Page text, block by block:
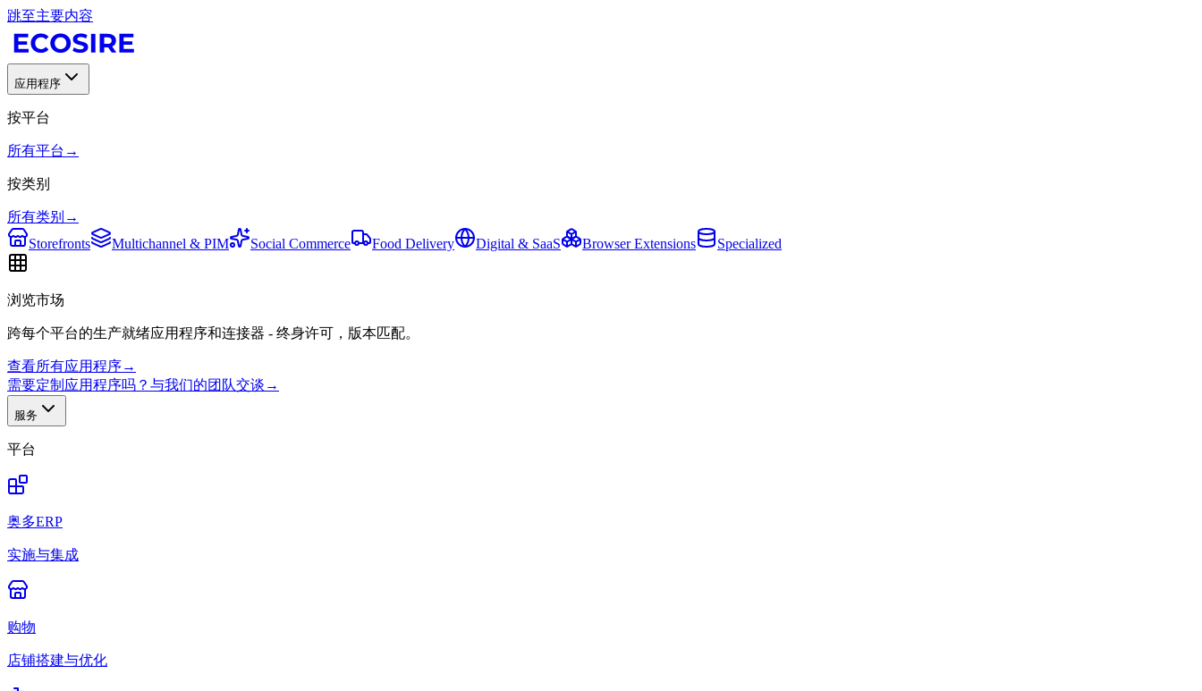
跳至主要内容
应用程序
按平台
所有平台 →
按类别
所有类别 →
Storefronts
Multichannel & PIM Social Commerce Food Delivery Digital & SaaS Browser Extensions Specialized
浏览市场
跨每个平台的生产就绪应用程序和连接器 - 终身许可，版本匹配。
查看所有应用程序→
需要定制应用程序吗？与我们的团队交谈 →
服务
平台
奥多ERP
实施与集成
购物
店铺搭建与优化